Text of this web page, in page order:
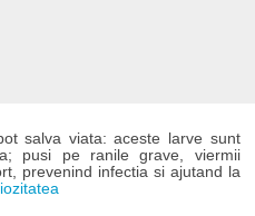
salva viata: aceste larve sunt
pusi pe ranile grave, viermii
prevenind infectia si ajutand la